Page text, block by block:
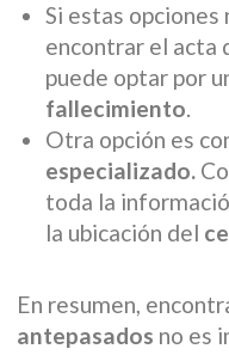
Si estas opciones
encontrar el acta
puede optar por
fallecimiento.
Otra opción es
especializado.
toda la
la ubicación del
En resumen,
antepasados no es